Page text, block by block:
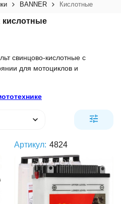
BANNER Кислотные
кислотные
свинцово-кислотные с
для мотоциклов и
Артикул: 4824